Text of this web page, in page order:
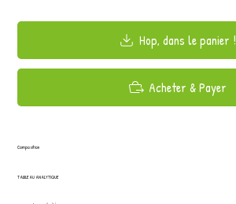
Hop, dans le panier !
Acheter & Payer
Composition
TABLEAU ANALYTIQUE